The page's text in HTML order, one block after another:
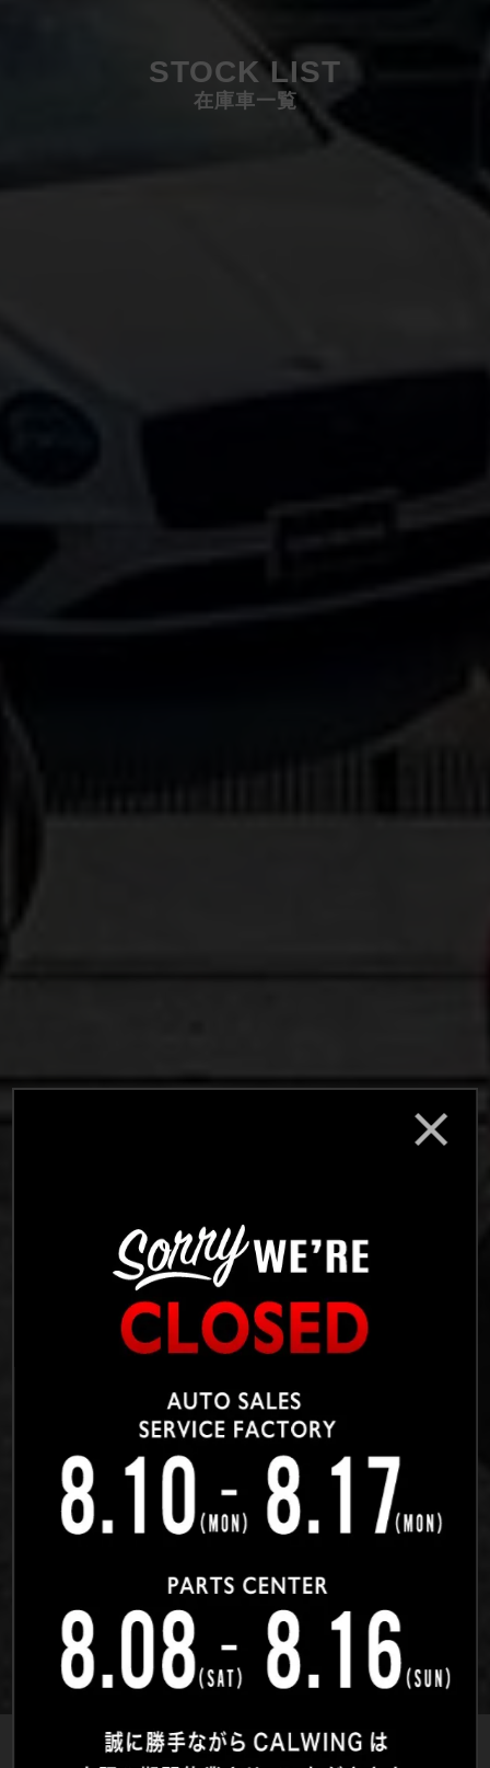
STOCK LIST
在庫車一覧